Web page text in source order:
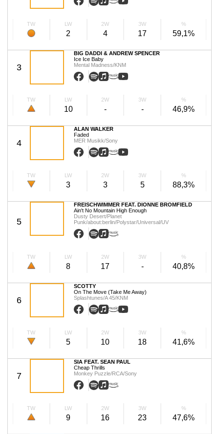
TW LW
2
2W
4
3W
17
%
59,1%
3
BIG DADDI & ANDREW SPENCER
Ice Ice Baby
Mental Madness/KNM
TW LW
10
2W
-
3W
-
%
46,9%
4
ALAN WALKER
Faded
MER Musikk/Sony
TW LW
3
2W
3
3W
5
%
88,3%
5
FREISCHWIMMER FEAT. DIONNE BROMFIELD
Ain't No Mountain High Enough
Dusty Desert/Planet
Punk/about:berlin/Polystar/Universal/UV
TW LW
8
2W
17
3W
-
%
40,8%
6
SCOTTY
On The Move (Take Me Away)
Splashtunes/A 45/KNM
TW LW
5
2W
10
3W
18
%
41,6%
7
SIA FEAT. SEAN PAUL
Cheap Thrills
Monkey Puzzle/RCA/Sony
TW LW
9
2W
16
3W
23
%
47,6%